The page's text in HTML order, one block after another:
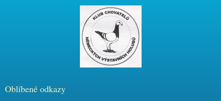
Oblíbené odkazy